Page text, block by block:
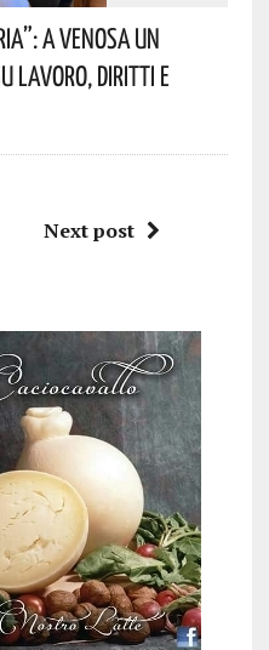
A Venosa Un
Lavoro, Diritti E
Next post